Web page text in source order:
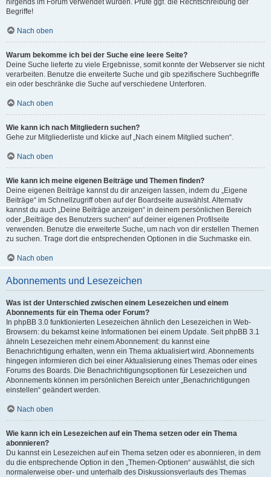
nirgends im Forum verwendet wurden. Prüfe ggf. die Rechtschreibung der
Begriffe!
Nach oben
Warum bekomme ich bei der Suche eine leere Seite?
Deine Suche lieferte zu viele Ergebnisse, somit konnte der Webserver sie nicht
verarbeiten. Benutze die erweiterte Suche und gib spezifischere Suchbegriffe
ein oder beschränke die Suche auf verschiedene Unterforen.
Nach oben
Wie kann ich nach Mitgliedern suchen?
Gehe zur Mitgliederliste und klicke auf „Nach einem Mitglied suchen“.
Nach oben
Wie kann ich meine eigenen Beiträge und Themen finden?
Deine eigenen Beiträge kannst du dir anzeigen lassen, indem du „Eigene
Beiträge“ im Schnellzugriff oben auf der Boardseite auswählst. Alternativ
kannst du auch „Deine Beiträge anzeigen“ in deinem persönlichen Bereich
oder „Beiträge des Benutzers suchen“ auf deiner eigenen Profilseite
verwenden. Benutze die erweiterte Suche, um nach von dir erstellen Themen
zu suchen. Trage dort die entsprechenden Optionen in die Suchmaske ein.
Nach oben
Abonnements und Lesezeichen
Was ist der Unterschied zwischen einem Lesezeichen und einem
Abonnements für ein Thema oder Forum?
In phpBB 3.0 funktionierten Lesezeichen ähnlich den Lesezeichen in Web-
Browsern: du bekamst keine Informationen bei einem Update. Seit phpBB 3.1
ähneln Lesezeichen mehr einem Abonnement: du kannst eine
Benachrichtigung erhalten, wenn ein Thema aktualisiert wird. Abonnements
hingegen informieren dich bei einer Aktualisierung eines Themas oder eines
Forums des Boards. Die Benachrichtigungsoptionen für Lesezeichen und
Abonnements können im persönlichen Bereich unter „Benachrichtigungen
einstellen“ geändert werden.
Nach oben
Wie kann ich ein Lesezeichen auf ein Thema setzen oder ein Thema
abonnieren?
Du kannst ein Lesezeichen auf ein Thema setzen oder es abonnieren, in dem
du die entsprechende Option in den „Themen-Optionen“ auswählst, die sich
normalerweise ober- und unterhalb des Diskussionsverlaufs des Themas